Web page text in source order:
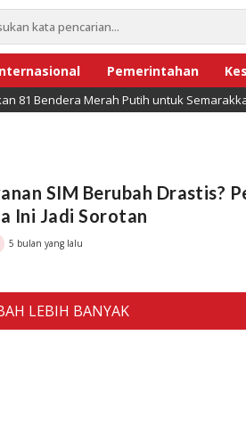
Pemerintahan
81 Bendera Merah Putih untuk
SIM Berubah Drastis?
Ini Jadi Sorotan
5 bulan yang lalu
LEBIH BANYAK